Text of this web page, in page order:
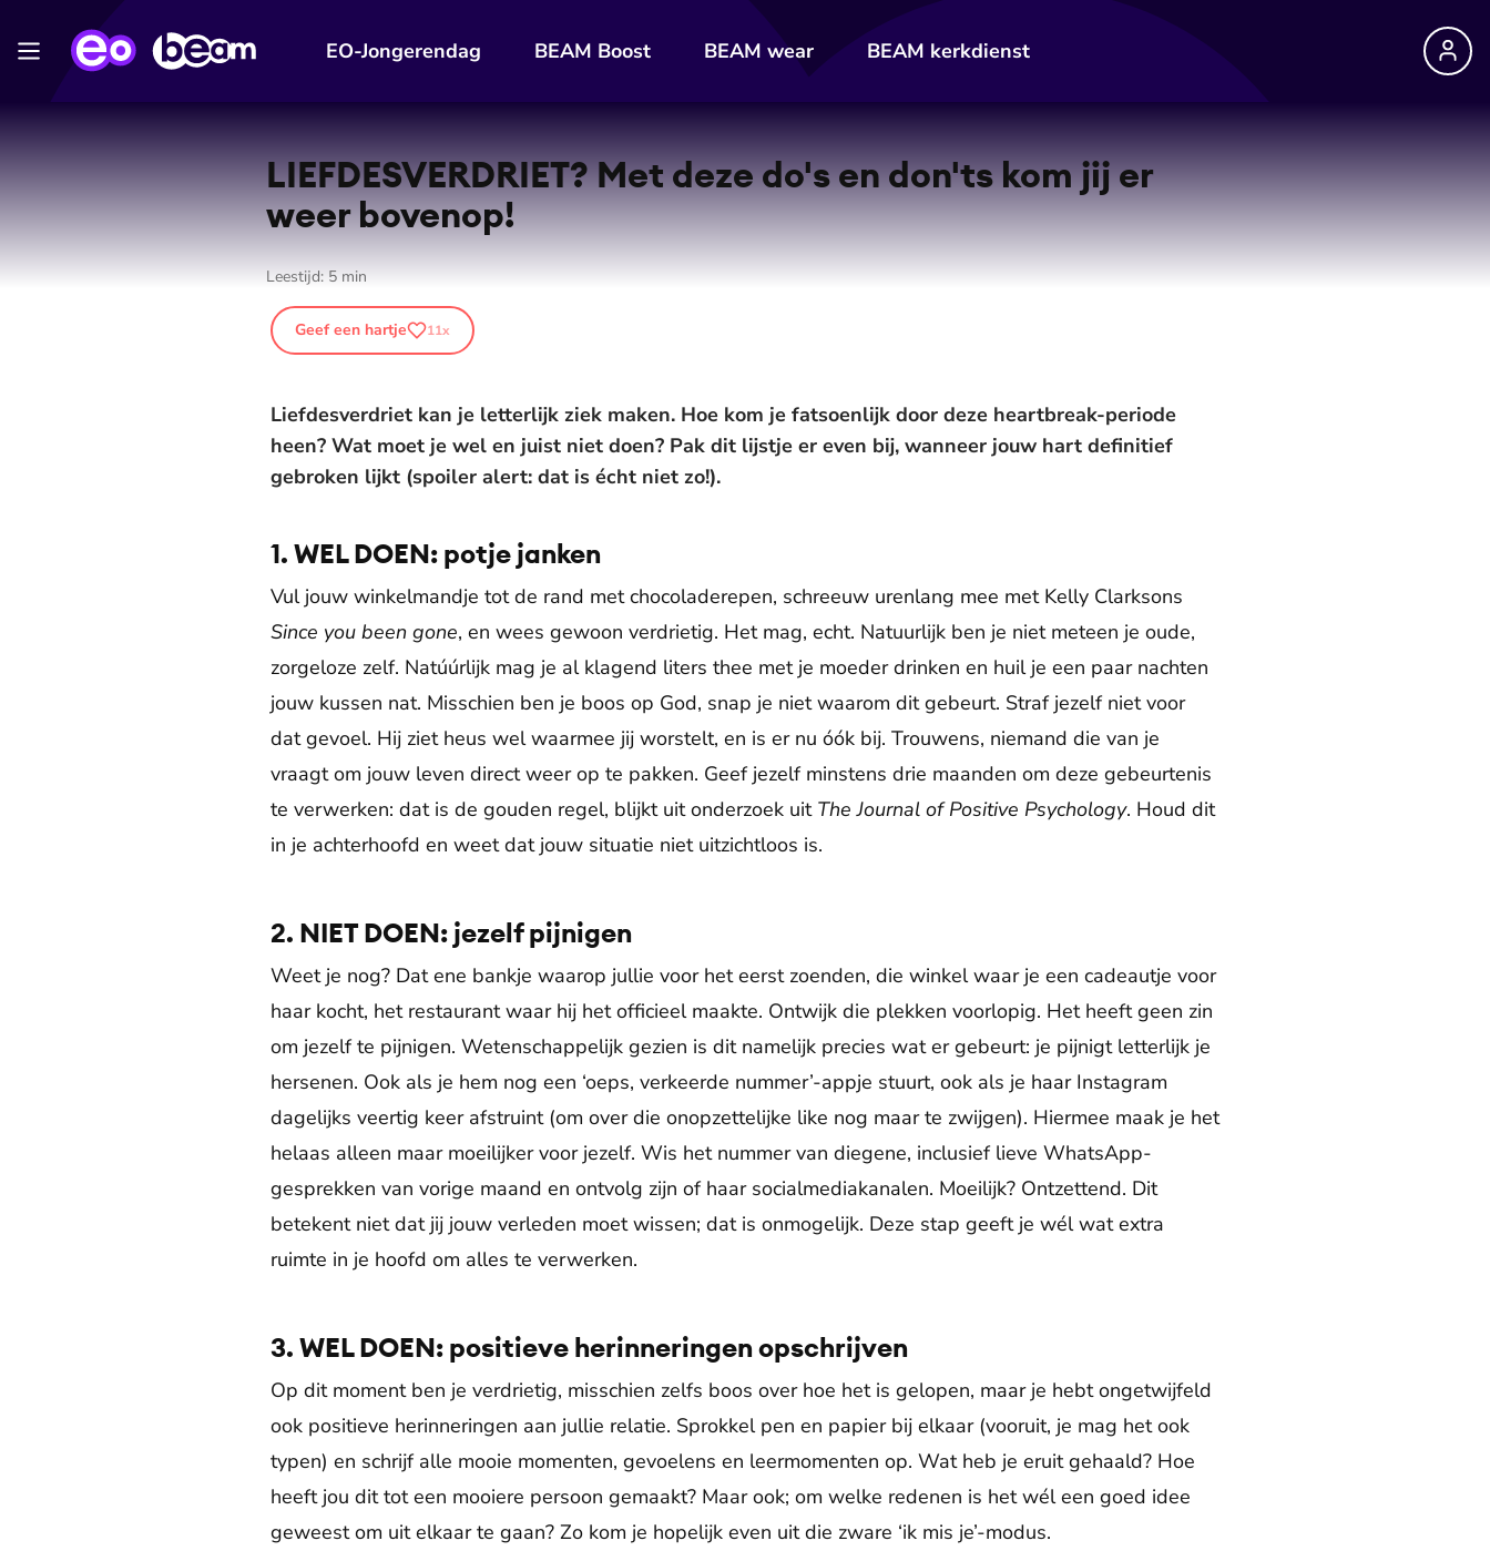
EO-Jongerendag BEAM Boost BEAM wear BEAM kerkdienst
LIEF­DES­VER­DRIET? Met deze do's en don'ts kom jij er
weer bovenop!
Leestijd: 5 min
Geef een hartje 11x
Liefdesverdriet kan je letterlijk ziek maken. Hoe kom je fatsoenlijk door deze heartbreak-periode
heen? Wat moet je wel en juist niet doen? Pak dit lijstje er even bij, wanneer jouw hart definitief
gebroken lijkt (spoiler alert: dat is écht niet zo!).
1. WEL DOEN: potje janken
Vul jouw winkelmandje tot de rand met chocoladerepen, schreeuw urenlang mee met Kelly Clarksons
Since you been gone, en wees gewoon verdrietig. Het mag, echt. Natuurlijk ben je niet meteen je oude,
zorgeloze zelf. Natúúrlijk mag je al klagend liters thee met je moeder drinken en huil je een paar nachten
jouw kussen nat. Misschien ben je boos op God, snap je niet waarom dit gebeurt. Straf jezelf niet voor
dat gevoel. Hij ziet heus wel waarmee jij worstelt, en is er nu óók bij. Trouwens, niemand die van je
vraagt om jouw leven direct weer op te pakken. Geef jezelf minstens drie maanden om deze gebeurtenis
te verwerken: dat is de gouden regel, blijkt uit onderzoek uit The Journal of Positive Psychology. Houd dit
in je achterhoofd en weet dat jouw situatie niet uitzichtloos is.
2. NIET DOEN: jezelf pijnigen
Weet je nog? Dat ene bankje waarop jullie voor het eerst zoenden, die winkel waar je een cadeautje voor
haar kocht, het restaurant waar hij het officieel maakte. Ontwijk die plekken voorlopig. Het heeft geen zin
om jezelf te pijnigen. Wetenschappelijk gezien is dit namelijk precies wat er gebeurt: je pijnigt letterlijk je
hersenen. Ook als je hem nog een ‘oeps, verkeerde nummer’-appje stuurt, ook als je haar Instagram
dagelijks veertig keer afstruint (om over die onopzettelijke like nog maar te zwijgen). Hiermee maak je het
helaas alleen maar moeilijker voor jezelf. Wis het nummer van diegene, inclusief lieve WhatsApp-
gesprekken van vorige maand en ontvolg zijn of haar socialmediakanalen. Moeilijk? Ontzettend. Dit
betekent niet dat jij jouw verleden moet wissen; dat is onmogelijk. Deze stap geeft je wél wat extra
ruimte in je hoofd om alles te verwerken.
3. WEL DOEN: positieve herinneringen opschrijven
Op dit moment ben je verdrietig, misschien zelfs boos over hoe het is gelopen, maar je hebt ongetwijfeld
ook positieve herinneringen aan jullie relatie. Sprokkel pen en papier bij elkaar (vooruit, je mag het ook
typen) en schrijf alle mooie momenten, gevoelens en leermomenten op. Wat heb je eruit gehaald? Hoe
heeft jou dit tot een mooiere persoon gemaakt? Maar ook; om welke redenen is het wél een goed idee
geweest om uit elkaar te gaan? Zo kom je hopelijk even uit die zware ‘ik mis je’-modus.